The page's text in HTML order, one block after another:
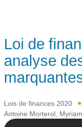
Loi de
analyse
Lois de finances 2020
Antoine Morterol,